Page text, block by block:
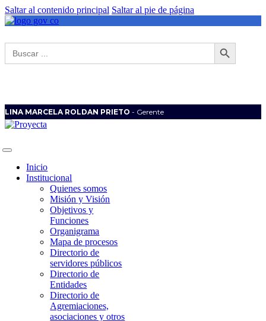
Saltar al contenido principal Saltar al pie de página
Buscar: Botón de búsqueda
LINA MARCELA ROLDAN PRIETO - Gerente
Inicio
Institucional
Quienes somos
Misión y Visión
Objetivos y
Funciones
Organigrama
Mapa de procesos
Directorio de
servidores públicos
Directorio de
Entidades
Directorio de
Agremiaciones,
asociaciones y otros